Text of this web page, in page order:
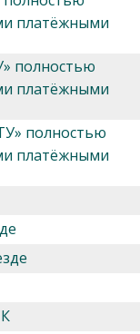
платёжными
полностью
платёжными
полностью
платёжными